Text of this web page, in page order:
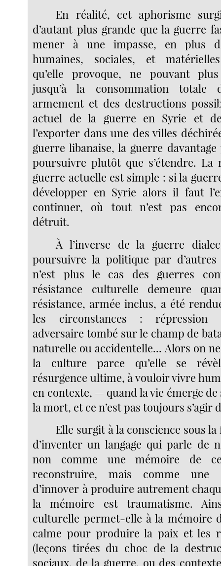
En réalité, cet aphorisme
d’autant plus grande que la guerre
mener à une impasse, en plus
humaines, sociales, et
qu’elle provoque, ne pouvant
jusqu’à la consommation
armement et des destructions
actuel de la guerre en Syrie et
l’exporter dans une des villes
guerre libanaise, la guerre
poursuivre plutôt que s’étendre. La
guerre actuelle est simple : si la
développer en Syrie alors il faut
continuer, où tout n’est pas
détruit.
À l’inverse de la guerre
poursuivre la politique par
n’est plus le cas des guerres
résistance culturelle demeure
résistance, armée inclus, a été
les circonstances : répression
adversaire tombé sur le champ de
naturelle ou accidentelle... Alors on
la culture parce qu’elle se
résurgence ultime, à vouloir vivre
en contexte, — quand la vie émerge
la mort, et ce n’est pas toujours s’agir
Elle surgit à la conscience sous
d’inventer un langage qui parle de
non comme une mémoire de
reconstruire, mais comme une
d’innover à produire autrement
la mémoire est traumatisme.
culturelle permet-elle à la mémoire
calme pour produire la paix et les
(leçons tirées du choc de la
sociaux, de la guerre, ou des